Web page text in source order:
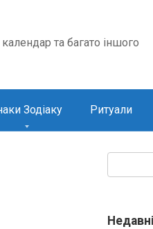
та багато іншого
Зодіаку Ритуали